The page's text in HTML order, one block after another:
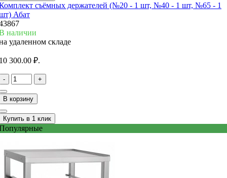
съёмных держателей (№20 - 1 шт, №40 - 1 шт, №65 - 1
Абат
наличии
удаленном складе
300.00 ₽.
- +
В корзину
Купить в 1 клик